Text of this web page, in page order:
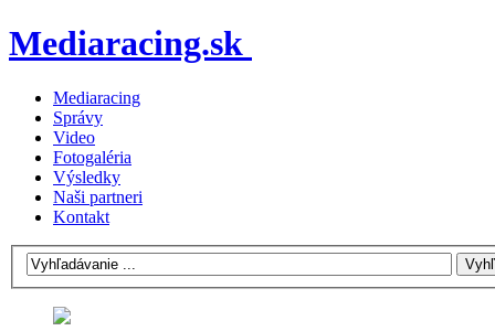
Mediaracing.sk
Mediaracing
Správy
Video
Fotogaléria
Výsledky
Naši partneri
Kontakt